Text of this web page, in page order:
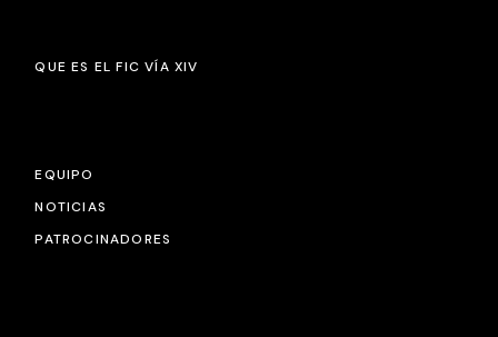
QUE ES EL FIC VÍA XIV
EQUIPO
NOTICIAS
PATROCINADORES